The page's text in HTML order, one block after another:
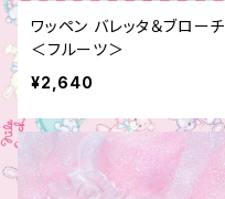
ワッペン バレッタ＆ブローチ
＜フルーツ＞
¥2,640